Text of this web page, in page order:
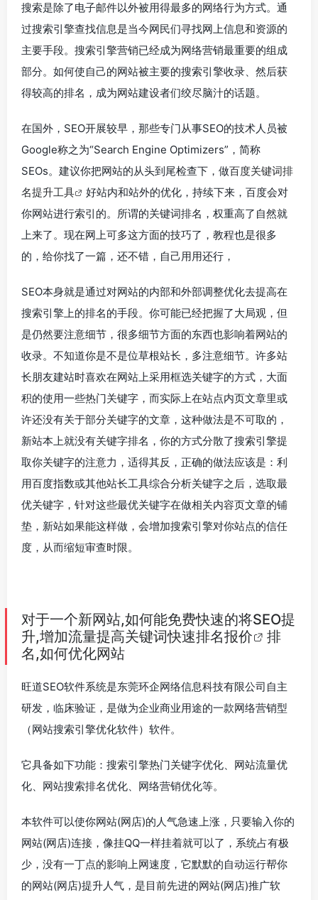
搜索是除了电子邮件以外被用得最多的网络行为方式。通
过搜索引擎查找信息是当今网民们寻找网上信息和资源的
主要手段。搜索引擎营销已经成为网络营销最重要的组成
部分。如何使自己的网站被主要的搜索引擎收录、然后获
得较高的排名，成为网站建设者们绞尽脑汁的话题。
在国外，SEO开展较早，那些专门从事SEO的技术人员被
Google称之为“Search Engine Optimizers”，简称
SEOs。建议你把网站的从头到尾检查下，做百度关键词排
名提升工具
好站内和站外的优化，持续下来，百度会对
你网站进行索引的。所谓的关键词排名，权重高了自然就
上来了。现在网上可多这方面的技巧了，教程也是很多
的，给你找了一篇，还不错，自己用用还行，
SEO本身就是通过对网站的内部和外部调整优化去提高在
搜索引擎上的排名的手段。你可能已经把握了大局观，但
是仍然要注意细节，很多细节方面的东西也影响着网站的
收录。不知道你是不是位草根站长，多注意细节。许多站
长朋友建站时喜欢在网站上采用框选关键字的方式，大面
积的使用一些热门关键字，而实际上在站点内页文章里或
许还没有关于部分关键字的文章，这种做法是不可取的，
新站本上就没有关键字排名，你的方式分散了搜索引擎提
取你关键字的注意力，适得其反，正确的做法应该是：利
用百度指数或其他站长工具综合分析关键字之后，选取最
优关键字，针对这些最优关键字在做相关内容页文章的铺
垫，新站如果能这样做，会增加搜索引擎对你站点的信任
度，从而缩短审查时限。
对于一个新网站,如何能免费快速的将SEO提
升,增加流量提高关键词快速排名报价
排
名,如何优化网站
旺道SEO软件系统是东莞环企网络信息科技有限公司自主
研发，临床验证，是做为企业商业用途的一款网络营销型
（网站搜索引擎优化软件）软件。
它具备如下功能：搜索引擎热门关键字优化、网站流量优
化、网站搜索排名优化、网络营销优化等。
本软件可以使你网站(网店)的人气急速上涨，只要输入你的
网站(网店)连接，像挂QQ一样挂着就可以了，系统占有极
少，没有一丁点的影响上网速度，它默默的自动运行帮你
的网站(网店)提升人气，是目前先进的网站(网店)推广软